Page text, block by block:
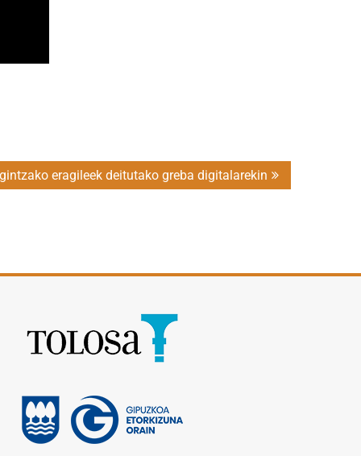
eragileek deitutako greba digitalarekin